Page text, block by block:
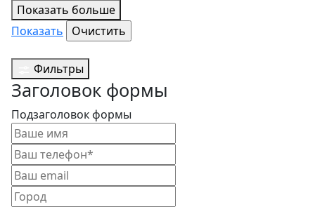
Показать больше
Показать
Фильтры
Заголовок формы
Подзаголовок формы